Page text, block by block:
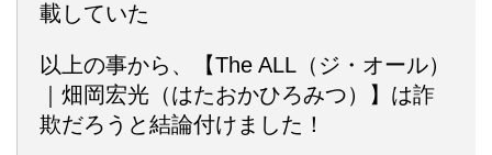
載していた
以上の事から、【The ALL（ジ・オール）
｜畑岡宏光（はたおかひろみつ）】は詐
欺だろうと結論付けました！